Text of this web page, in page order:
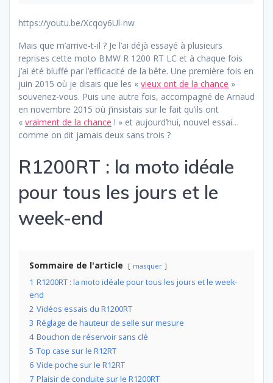
https://youtu.be/Xcqoy6Ul-nw
Mais que m’arrive-t-il ? Je l’ai déjà essayé à plusieurs
reprises cette moto BMW R 1200 RT LC et à chaque fois
j’ai été bluffé par l’efficacité de la bête. Une première fois en
juin 2015 où je disais que les « vieux ont de la chance »
souvenez-vous. Puis une autre fois, accompagné de Arnaud
en novembre 2015 où j’insistais sur le fait qu’ils ont
« vraiment de la chance ! » et aujourd’hui, nouvel essai…
comme on dit jamais deux sans trois ?
R1200RT : la moto idéale
pour tous les jours et le
week-end
Sommaire de l'article masquer
1 R1200RT : la moto idéale pour tous les jours et le week-
end
2 Vidéos essais du R1200RT
3 Réglage de hauteur de selle sur mesure
4 Bouchon de réservoir sans clé
5 Top case sur le R12RT
6 Vide poche sur le R12RT
7 Plaisir de conduite sur le R1200RT